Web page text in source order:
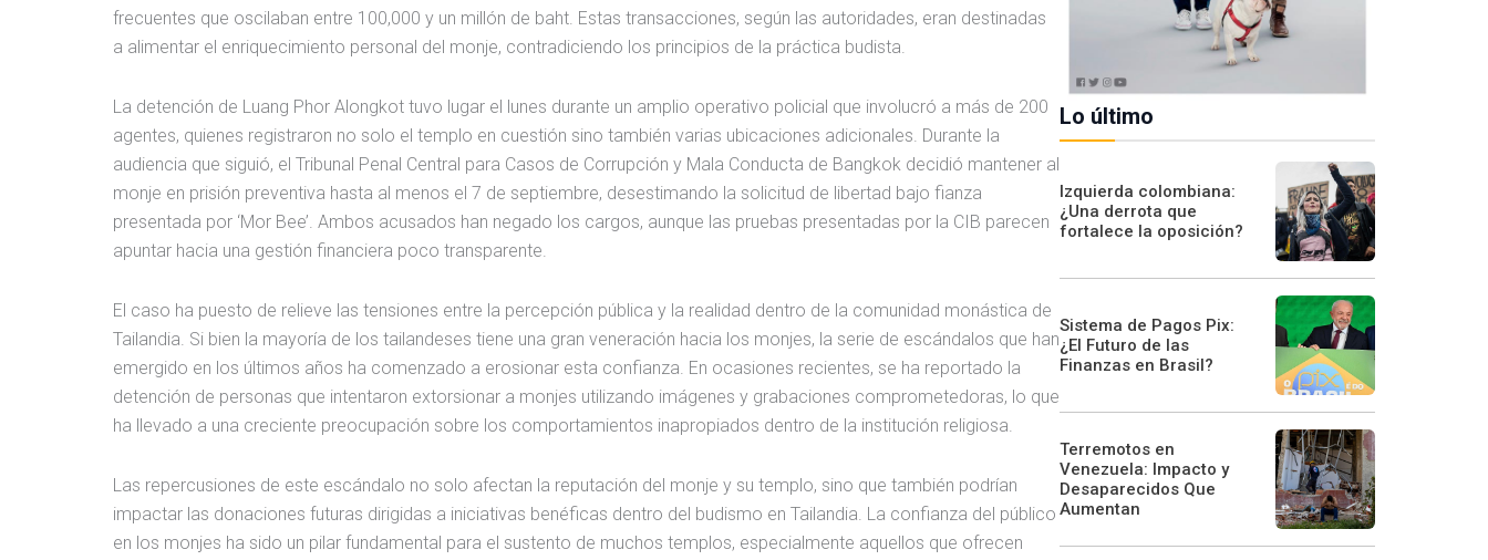
frecuentes que oscilaban entre 100,000 y un millón de baht. Estas transacciones, según las autoridades, eran destinadas
a alimentar el enriquecimiento personal del monje, contradiciendo los principios de la práctica budista.
La detención de Luang Phor Alongkot tuvo lugar el lunes durante un amplio operativo policial que involucró a más de 200
agentes, quienes registraron no solo el templo en cuestión sino también varias ubicaciones adicionales. Durante la
audiencia que siguió, el Tribunal Penal Central para Casos de Corrupción y Mala Conducta de Bangkok decidió mantener al
monje en prisión preventiva hasta al menos el 7 de septiembre, desestimando la solicitud de libertad bajo fianza
presentada por ‘Mor Bee’. Ambos acusados han negado los cargos, aunque las pruebas presentadas por la CIB parecen
apuntar hacia una gestión financiera poco transparente.
El caso ha puesto de relieve las tensiones entre la percepción pública y la realidad dentro de la comunidad monástica de
Tailandia. Si bien la mayoría de los tailandeses tiene una gran veneración hacia los monjes, la serie de escándalos que han
emergido en los últimos años ha comenzado a erosionar esta confianza. En ocasiones recientes, se ha reportado la
detención de personas que intentaron extorsionar a monjes utilizando imágenes y grabaciones comprometedoras, lo que
ha llevado a una creciente preocupación sobre los comportamientos inapropiados dentro de la institución religiosa.
Las repercusiones de este escándalo no solo afectan la reputación del monje y su templo, sino que también podrían
impactar las donaciones futuras dirigidas a iniciativas benéficas dentro del budismo en Tailandia. La confianza del público
en los monjes ha sido un pilar fundamental para el sustento de muchos templos, especialmente aquellos que ofrecen
Lo último
Izquierda colombiana:
¿Una derrota que
fortalece la oposición?
Sistema de Pagos Pix:
¿El Futuro de las
Finanzas en Brasil?
Terremotos en
Venezuela: Impacto y
Desaparecidos Que
Aumentan